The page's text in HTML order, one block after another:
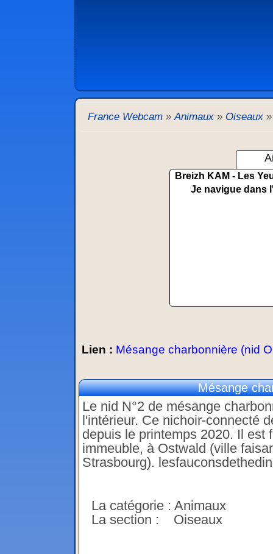
France Webcam »Animaux » Oiseaux
Breizh KAM - Les
Je navigue dans
Lien : Mésange charbonnière (nid
Mésange
Le nid N°2 de mésange
l'intérieur. Ce nichoir-connecté
depuis le printemps 2020. Il est
immeuble, à Ostwald (ville
Strasbourg).
La catégorie : Animaux
La section : Oiseaux